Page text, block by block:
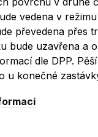
vedena v
převedena přes
bude uzavřena a
dle DPP.
u konečné